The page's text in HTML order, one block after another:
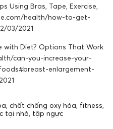
Using Bras, Tape, Exercise,
health/how-to-get-
03/2021
with Diet? Options That Work
can-you-increase-your-
enlargement-
chất chống oxy hóa fitness
tại nhà tập ngực